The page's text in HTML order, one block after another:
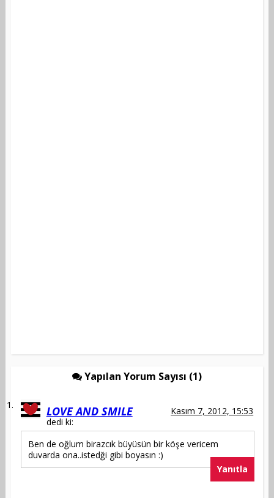
Yapılan Yorum Sayısı (1)
LOVE AND SMILE
dedi ki:
Kasım 7, 2012, 15:53
Ben de oğlum birazcık büyüsün bir köşe vericem
duvarda ona..istedği gibi boyasın :)
Yanıtla